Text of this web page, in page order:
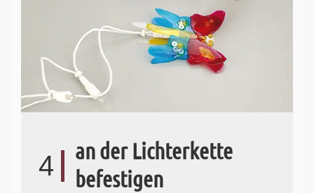
4
an der Lichterkette
befestigen